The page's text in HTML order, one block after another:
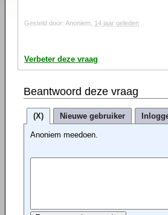
Gesteld door: Anoniem, 14 jaar geleden
Verbeter deze vraag
Beantwoord deze vraag
(X) Nieuwe gebruiker
Anoniem meedoen.